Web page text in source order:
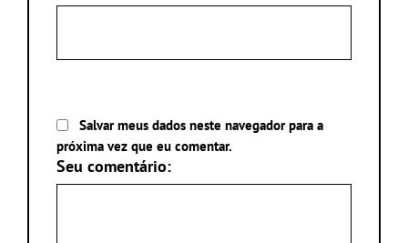
Salvar meus dados neste navegador para a
próxima vez que eu comentar.
Seu comentário: